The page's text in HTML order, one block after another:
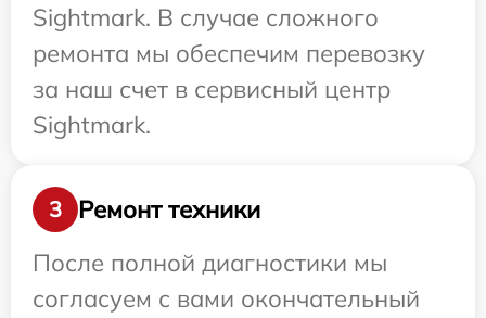
Sightmark. В случае сложного
ремонта мы обеспечим перевозку
за наш счет в сервисный центр
Sightmark.
3
Ремонт техники
После полной диагностики мы
согласуем с вами окончательный